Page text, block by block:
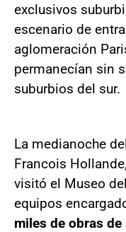
exclusivos
escenario de
aglomeración
permanecían sin
suburbios del sur.
La medianoche
Francois
visitó el Museo
equipos
miles de obras de